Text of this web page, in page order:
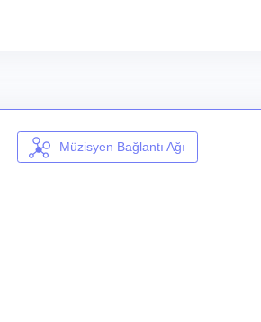
Müzisyen Bağlantı Ağı